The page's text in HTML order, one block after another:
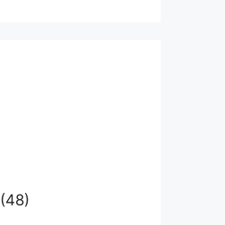
(48)